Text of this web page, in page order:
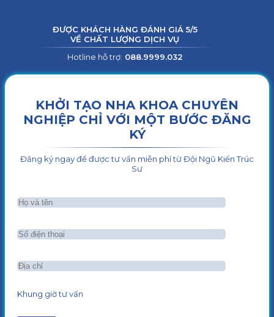
ĐƯỢC KHÁCH HÀNG ĐÁNH GIÁ 5/5
VỀ CHẤT LƯỢNG DỊCH VỤ
Hotline hỗ trợ: 088.9999.032
KHỞI TẠO NHA KHOA CHUYÊN
NGHIỆP CHỈ VỚI MỘT BƯỚC ĐĂNG
KÝ
Đăng ký ngay để được tư vấn miễn phí từ Đội Ngũ Kiến Trúc
Sư
Khung giờ tư vấn